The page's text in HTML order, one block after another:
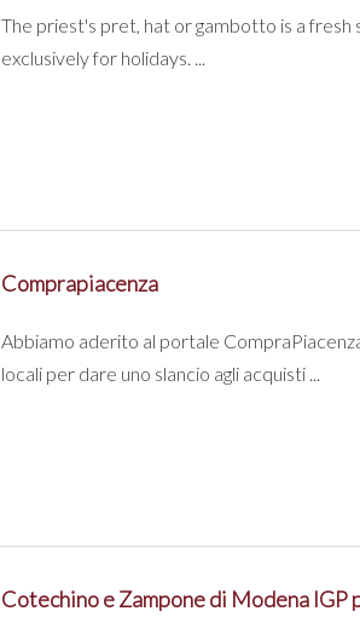
The priest's pret, hat or gambotto is a
exclusively for holidays. ...
Comprapiacenza
Abbiamo aderito al portale
locali per dare uno slancio agli acquisti ...
Cotechino e Zampone di Modena IGP